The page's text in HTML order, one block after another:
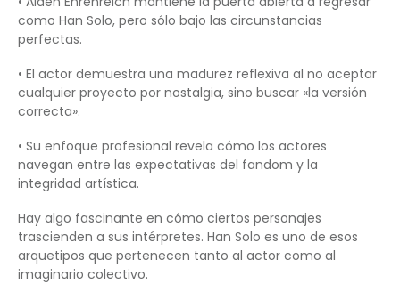
como Han Solo, pero sólo bajo las circunstancias
perfectas.
• El actor demuestra una madurez reflexiva al no aceptar
cualquier proyecto por nostalgia, sino buscar «la versión
correcta».
• Su enfoque profesional revela cómo los actores
navegan entre las expectativas del fandom y la
integridad artística.
Hay algo fascinante en cómo ciertos personajes
trascienden a sus intérpretes. Han Solo es uno de esos
arquetipos que pertenecen tanto al actor como al
imaginario colectivo.